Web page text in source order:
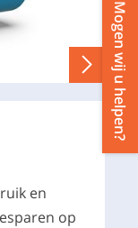
en
op
M
o
g
e
n
w
i
j
u
h
e
l
p
e
n
?